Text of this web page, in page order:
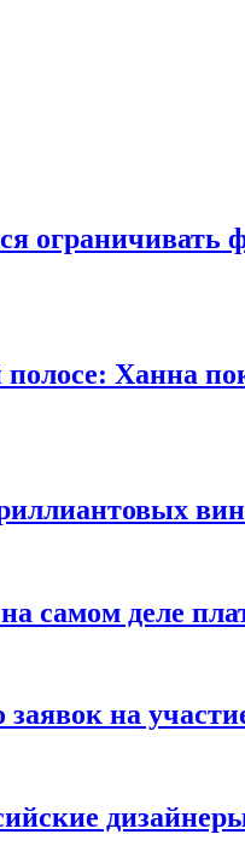
Ханна
самом деле
заявок на